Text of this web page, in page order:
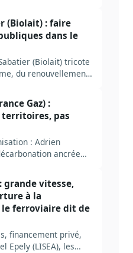
des bonnes
(Biolait) : faire
dans le
(Biolait) tricote
du renouvellement
d'énergie.
Gaz) :
territoires, pas
: Adrien
ancrée
grande vitesse,
à la
le ferroviaire dit de
financement privé,
Epely (LISEA), les